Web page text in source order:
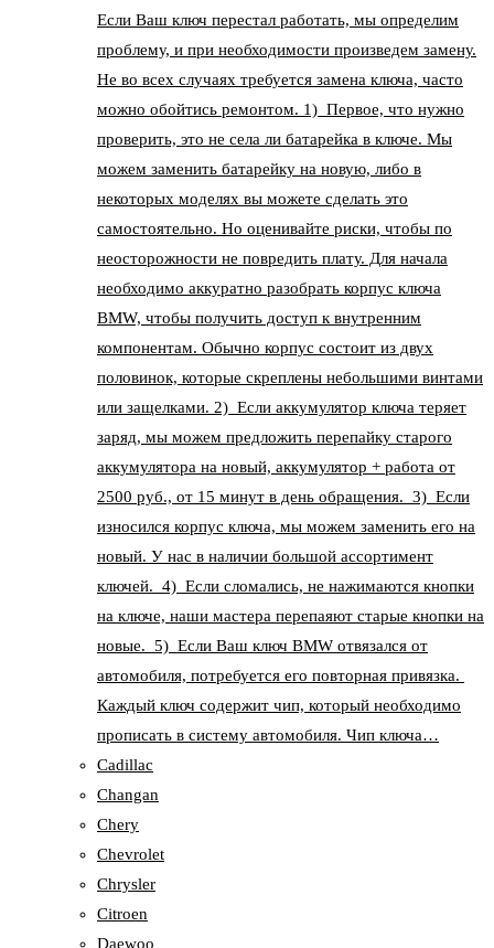
Если Ваш ключ перестал работать, мы определим
проблему, и при необходимости произведем замену.
Не во всех случаях требуется замена ключа, часто
можно обойтись ремонтом. 1) Первое, что нужно
проверить, это не села ли батарейка в ключе. Мы
можем заменить батарейку на новую, либо в
некоторых моделях вы можете сделать это
самостоятельно. Но оценивайте риски, чтобы по
неосторожности не повредить плату. Для начала
необходимо аккуратно разобрать корпус ключа
BMW, чтобы получить доступ к внутренним
компонентам. Обычно корпус состоит из двух
половинок, которые скреплены небольшими винтами
или защелками. 2) Если аккумулятор ключа теряет
заряд, мы можем предложить перепайку старого
аккумулятора на новый, аккумулятор + работа от
2500 руб., от 15 минут в день обращения. 3) Если
износился корпус ключа, мы можем заменить его на
новый. У нас в наличии большой ассортимент
ключей. 4) Если сломались, не нажимаются кнопки
на ключе, наши мастера перепаяют старые кнопки на
новые. 5) Если Ваш ключ BMW отвязался от
автомобиля, потребуется его повторная привязка.
Каждый ключ содержит чип, который необходимо
прописать в систему автомобиля. Чип ключа…
Cadillac
Changan
Chery
Chevrolet
Chrysler
Citroen
Daewoo